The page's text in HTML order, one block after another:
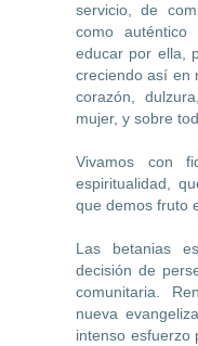
servicio, de
como
educar por ella,
creciendo así en
corazón,
mujer, y sobre
Vivamos con
espiritualidad,
que demos fruto
Las betanias
decisión de
comunitaria.
nueva
intenso esfuerzo